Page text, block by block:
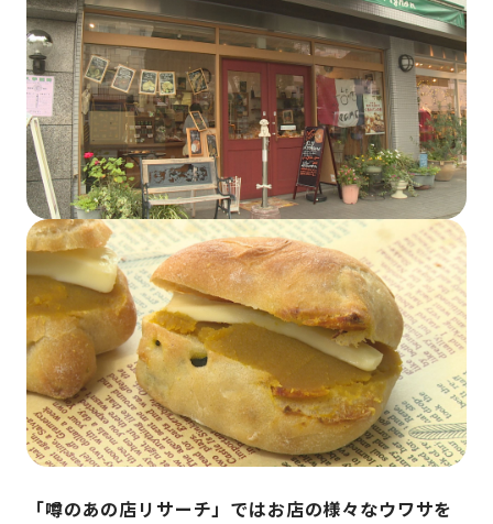
「噂のあの店リサーチ」ではお店の様々なウワサを